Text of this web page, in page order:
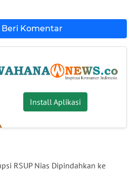
Beri Komentar
Install Aplikasi
RSUP Nias Dipindahkan ke